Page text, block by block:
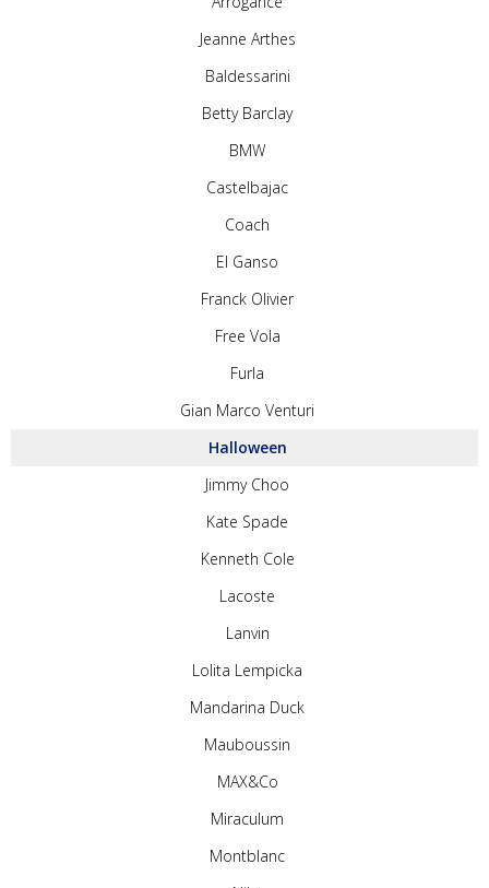
Jeanne Arthes
Baldessarini
Betty Barclay
BMW
Castelbajac
Coach
El Ganso
Franck Olivier
Free Vola
Furla
Gian Marco Venturi
Halloween
Jimmy Choo
Kate Spade
Kenneth Cole
Lacoste
Lanvin
Lolita Lempicka
Mandarina Duck
Mauboussin
MAX&Co
Miraculum
Montblanc